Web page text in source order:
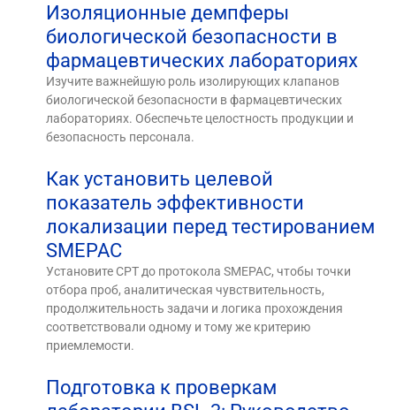
Изоляционные демпферы
биологической безопасности в
фармацевтических лабораториях
Изучите важнейшую роль изолирующих клапанов
биологической безопасности в фармацевтических
лабораториях. Обеспечьте целостность продукции и
безопасность персонала.
Как установить целевой
показатель эффективности
локализации перед тестированием
SMEPAC
Установите CPT до протокола SMEPAC, чтобы точки
отбора проб, аналитическая чувствительность,
продолжительность задачи и логика прохождения
соответствовали одному и тому же критерию
приемлемости.
Подготовка к проверкам